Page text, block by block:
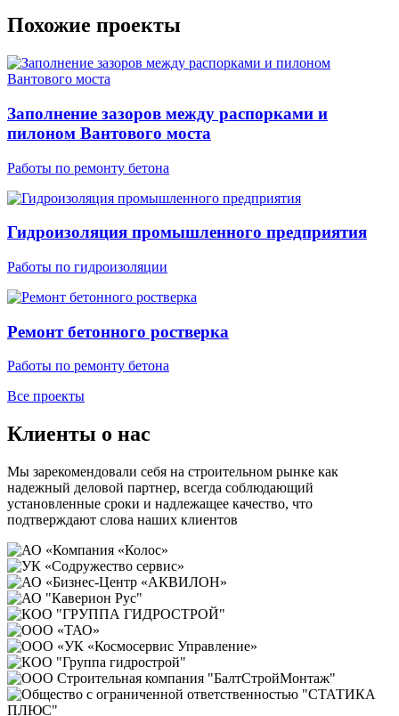
Похожие проекты
Заполнение зазоров между распорками и
пилоном Вантового моста
Работы по ремонту бетона
Гидроизоляция промышленного предприятия
Работы по гидроизоляции
Ремонт бетонного ростверка
Работы по ремонту бетона
Все проекты
Клиенты о нас
Мы зарекомендовали себя на строительном рынке как
надежный деловой партнер, всегда соблюдающий
установленные сроки и надлежащее качество, что
подтверждают слова наших клиентов